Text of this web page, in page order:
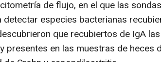
de flujo, en el que las
detectar especies bacterianas
que recubiertos de IgA
presentes en las muestras de heces